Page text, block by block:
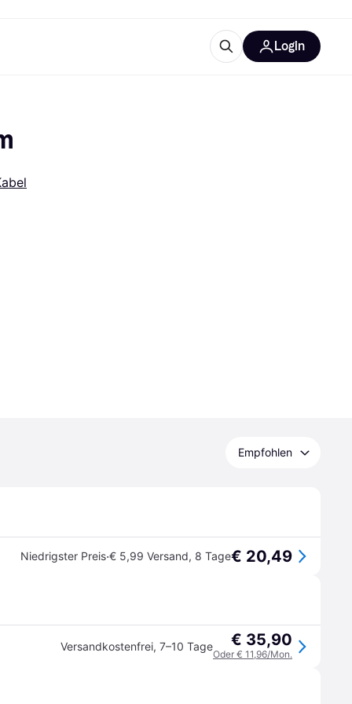
Login
Empfohlen
Niedrigster Preis·€ 5,99 Versand, 8 Tage€ 20,49
Versandkostenfrei, 7–10 Tage € 35,90
Oder € 11,96/Mon.